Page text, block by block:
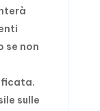
se non
sulle